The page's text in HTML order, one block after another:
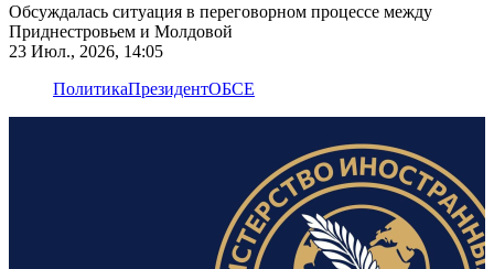
Обсуждалась ситуация в переговорном процессе между
Приднестровьем и Молдовой
23 Июл., 2026, 14:05
ПолитикаПрезидентОБСЕ